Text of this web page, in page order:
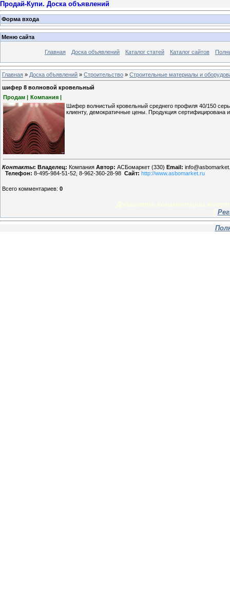
Продай-Купи. Доска объявлений
Форма входа
Меню сайта
Главная Доска объявлений Каталог статей Каталог сайтов
Главная » Доска объявлений » Строительство » Строительные материалы и
шифер 8 волновой кровельный
Продам | Компания |
Шифер волнистый кровельный среднего профиля 40/150
клиенту, демократичные цены. Продукция сертифицирована
Контакты: Владелец: Компания Автор: АСБомаркет (330) Email:
Телефон: 8-495-984-51-52, 8-962-360-28-98 Сайт: http://www.asbomarket.ru
Всего комментариев: 0